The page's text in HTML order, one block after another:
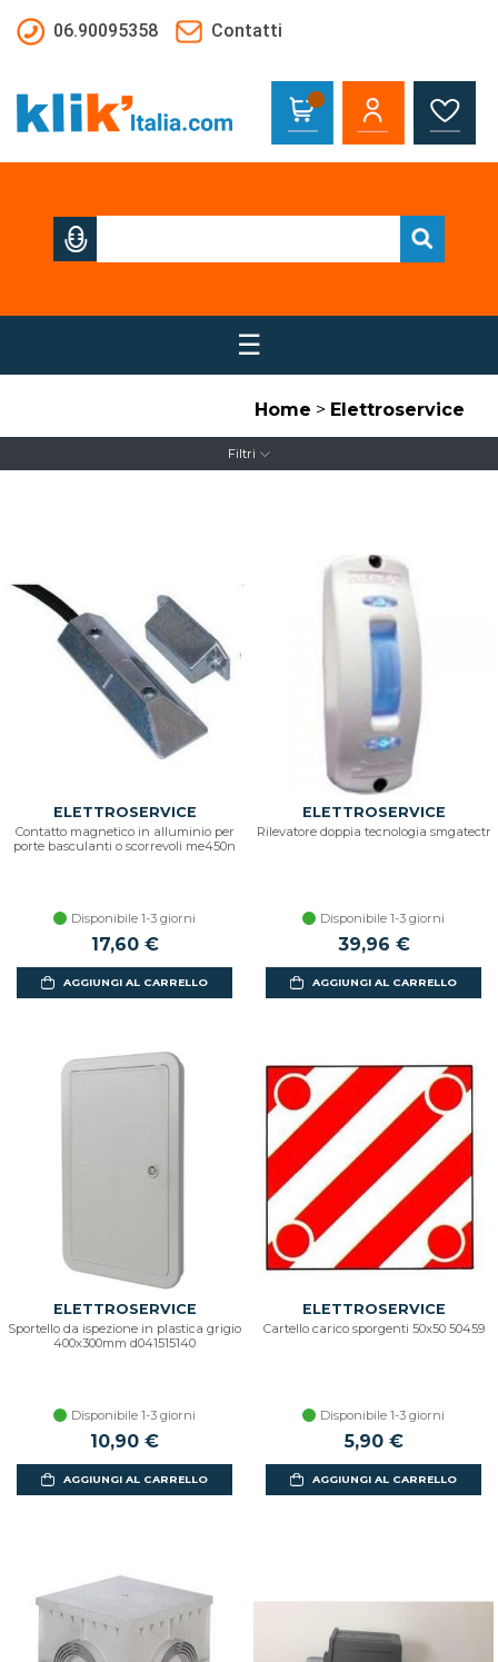
06.90095358
Contatti
☰
Home > Elettroservice
Filtri
ELETTROSERVICE
Contatto magnetico in alluminio per
porte basculanti o scorrevoli me450n
Disponibile 1-3 giorni
17,60 €
AGGIUNGI AL CARRELLO
ELETTROSERVICE
Rilevatore doppia tecnologia smgatectr
Disponibile 1-3 giorni
39,96 €
AGGIUNGI AL CARRELLO
ELETTROSERVICE
Sportello da ispezione in plastica grigio
400x300mm d041515140
Disponibile 1-3 giorni
10,90 €
AGGIUNGI AL CARRELLO
ELETTROSERVICE
Cartello carico sporgenti 50x50 50459
Disponibile 1-3 giorni
5,90 €
AGGIUNGI AL CARRELLO